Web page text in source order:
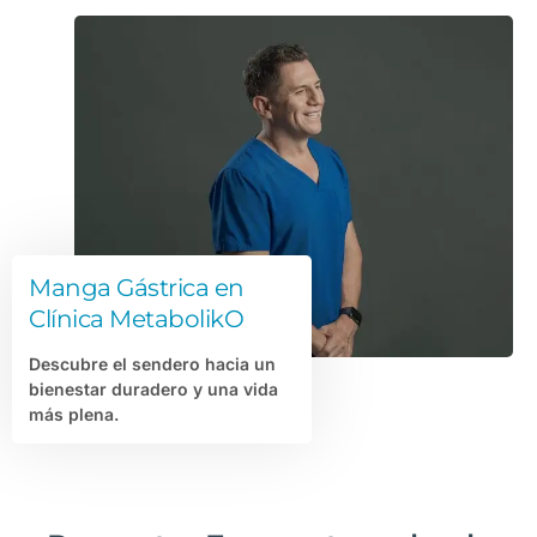
Manga Gástrica en
Clínica MetabolikO
Descubre el sendero hacia un
bienestar duradero y una vida
más plena.